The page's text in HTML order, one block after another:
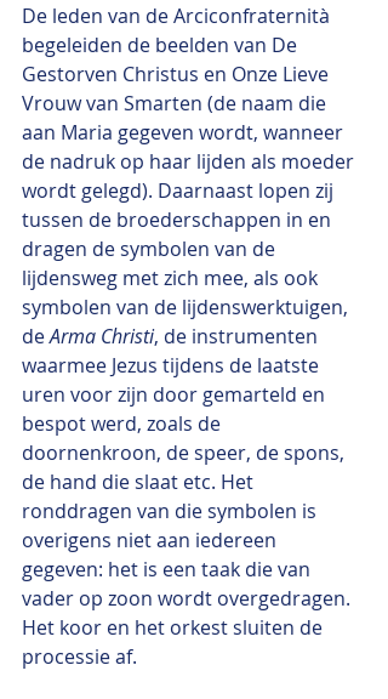
De leden van de Arciconfraternità
begeleiden de beelden van De
Gestorven Christus en Onze Lieve
Vrouw van Smarten (de naam die
aan Maria gegeven wordt, wanneer
de nadruk op haar lijden als moeder
wordt gelegd). Daarnaast lopen zij
tussen de broederschappen in en
dragen de symbolen van de
lijdensweg met zich mee, als ook
symbolen van de lijdenswerktuigen,
de Arma Christi, de instrumenten
waarmee Jezus tijdens de laatste
uren voor zijn door gemarteld en
bespot werd, zoals de
doornenkroon, de speer, de spons,
de hand die slaat etc. Het
ronddragen van die symbolen is
overigens niet aan iedereen
gegeven: het is een taak die van
vader op zoon wordt overgedragen.
Het koor en het orkest sluiten de
processie af.